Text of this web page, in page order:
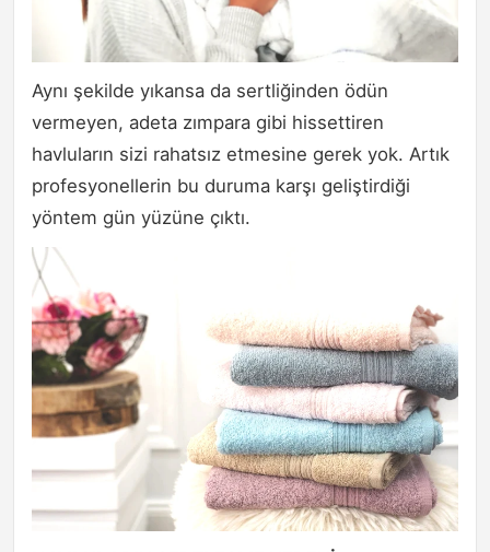
Aynı şekilde yıkansa da sertliğinden ödün
vermeyen, adeta zımpara gibi hissettiren
havluların sizi rahatsız etmesine gerek yok. Artık
profesyonellerin bu duruma karşı geliştirdiği
yöntem gün yüzüne çıktı.